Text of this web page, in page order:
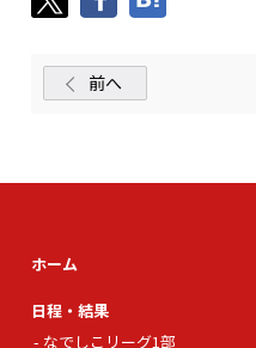
前へ
ホーム
日程・結果
なでしこリーグ1部